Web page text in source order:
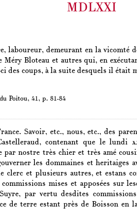
MDLXXI
laboureur, demeurant en la
Méry Bloteau et autres qui, en
des coups, à la suite desquels il était
Poitou, 41, p. 81-84
Savoir, etc., nous, etc., des
contenant que le lundi
par nostre très chier et très amé
les dommaines et heritaiges
clerc et plusieurs autres, et estans
commissions mises et apposées sur
par vertu desdites
de terre estant près de Boisson en